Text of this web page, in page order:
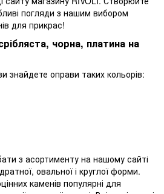
погляди з нашим вибором
для прикрас!
чорна, платина на
знайдете оправи таких кольорів:
з асортименту на нашому сайті
овальної і круглої форми.
каменів популярні для